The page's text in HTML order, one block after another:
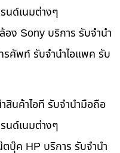
นด์เนมต่างๆ
ง Sony บริการ รับจำนำ
รศัพท์ รับจำนำไอแพค รับ
สินค้าไอที รับจำนำมือถือ
นด์เนมต่างๆ
บุ๊ค HP บริการ รับจำนำ